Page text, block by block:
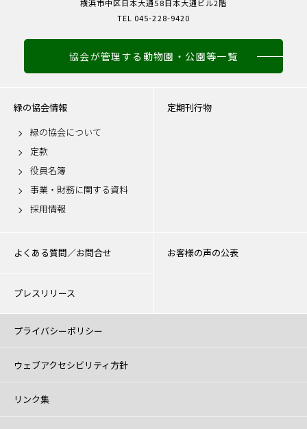
横浜市中区日本大通58日本大通ビル2階
TEL 045-228-9420
協会が管理する動物園・公園等一覧
緑の協会情報
緑の協会について
定款
役員名簿
事業・財務に関する資料
採用情報
定期刊行物
よくある質問／お問合せ お客様の声の公表
プレスリリース
プライバシーポリシー
ウェブアクセシビリティ方針
リンク集